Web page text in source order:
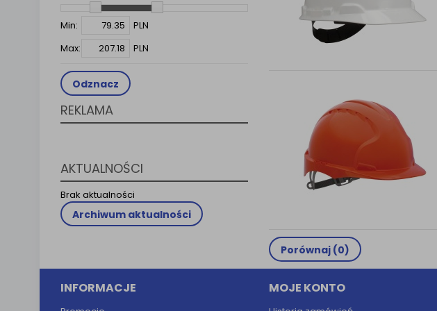
Min:
PLN
Max:
PLN
Odznacz
REKLAMA
AKTUALNOŚCI
Brak aktualności
Archiwum aktualności
Porównaj (0)
INFORMACJE MOJE KONTO
Klauzula Informacyjna (rozwiń)
Lista Zaufanych Partnerów (rozwiń)